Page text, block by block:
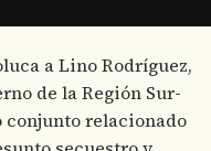
a Lino Rodríguez,
de la Región Sur-
conjunto relacionado